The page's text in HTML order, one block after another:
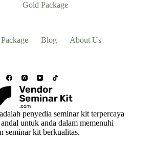
Gold Package
Package Blog About Us
penyedia seminar kit terpercaya
untuk anda dalam memenuhi
seminar kit berkualitas.